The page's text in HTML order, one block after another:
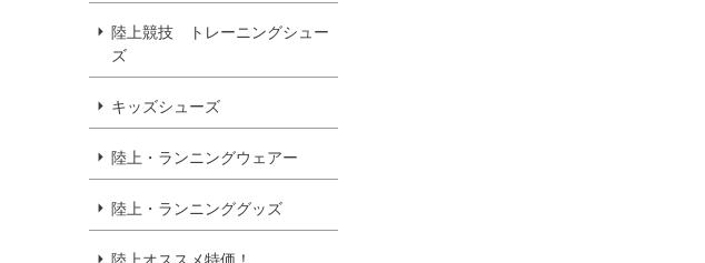
陸上競技 トレーニングシュー
ズ
キッズシューズ
陸上・ランニングウェアー
陸上・ランニンググッズ
陸上オススメ特価！